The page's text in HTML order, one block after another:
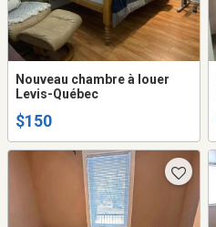
Nouveau chambre à louer
Levis-Québec
$150